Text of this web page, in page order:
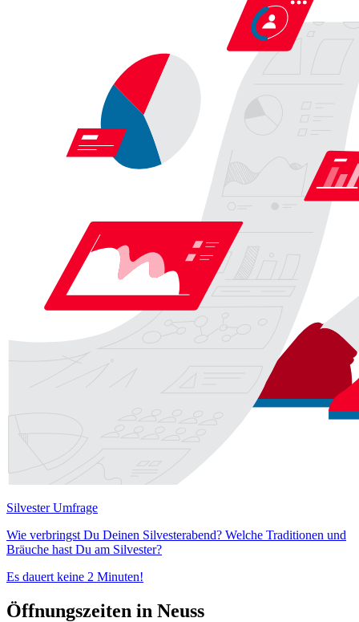
Silvester Umfrage
Wie verbringst Du Deinen Silvesterabend? Welche Traditionen und
Bräuche hast Du am Silvester?
Es dauert keine 2 Minuten!
Öffnungszeiten in Neuss